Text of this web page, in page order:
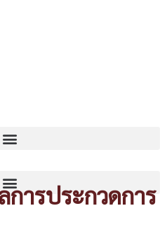
ารประกวดการ